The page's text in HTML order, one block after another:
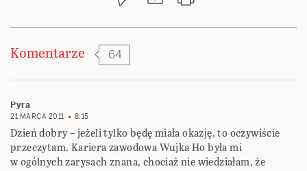
Komentarze 64
Pyra
21 MARCA 2011 8:15
Dzień dobry – jeżeli tylko będę miała okazję, to oczywiście
przeczytam. Kariera zawodowa Wujka Ho była mi
w ogólnych zarysach znana, chociaż nie wiedziałam, że